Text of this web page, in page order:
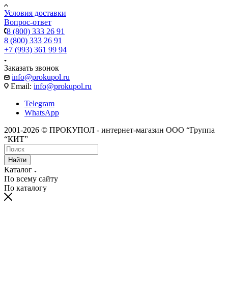
Условия доставки
Вопрос-ответ
8 (800) 333 26 91
8 (800) 333 26 91
+7 (993) 361 99 94
Заказать звонок
info@prokupol.ru
Email: info@prokupol.ru
Telegram
WhatsApp
2001-2026 © ПРОКУПОЛ - интернет-магазин ООО “Группа
“КИТ”
Найти
Каталог
По всему сайту
По каталогу